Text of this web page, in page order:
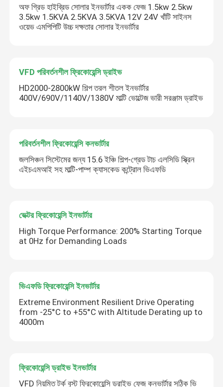
ক্রেনের জন্য ভেরিয়েবল ফ্রিকোয়েন্সি ড্রাইভ
সোলার অপ্টিমাইজার
সৌর হাইব্রিড বৈদ্যুতিন সংকেতের মেরু বদল
অফ গ্রিড হাইব্রিড সোলার ইনভার্টার একক ফেজ 1.5kw 2.5kw
3.5kw 1.5KVA 2.5KVA 3.5KVA 12V 24V খাঁটি সাইনস
ওয়েভ এমপিপিটি উচ্চ দক্ষতার সোলার ইনভার্টার
VFD পরিবর্তনশীল ফ্রিকোয়েন্সি ড্রাইভ
HD2000-2800kW শিল্প তরল শীতল ইনভার্টার
400V/690V/1140V/1380V মাল্টি ভোল্টেজ ভারী সরঞ্জাম ড্রাইভ
পরিবর্তনশীল ফ্রিকোয়েন্সি কনভার্টার
জলসিঞ্চন সিস্টেমের জন্য 15.6 ইঞ্চি শিল্প-গ্রেড টাচ এলসিডি স্ক্রিন
এইচএমআই সহ মাল্টি-পাম্প ক্যাসকেড কন্ট্রোল ভিএফডি
ভেক্টর ফ্রিকোয়েন্সি ইনভার্টার
High Torque Performance: 200% Starting Torque
at 0Hz for Demanding Loads
ভিএফডি ফ্রিকোয়েন্সি ইনভার্টার
Extreme Environment Resilient Drive Operating
from -25°C to +55°C with Altitude Derating up to
4000m
ফ্রিকোয়েন্সি ড্রাইভ ইনভার্টার
VFD নিয়মিত টর্ক বুস্ট ফ্রিকোয়েন্সি ড্রাইভ ফেজ কনভার্টার সঠিক ভি